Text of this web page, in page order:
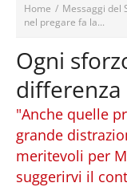
Home / Messaggi del
nel pregare fa la...
Ogni
"Anche quelle
grande
meritevoli per
suggerirvi il